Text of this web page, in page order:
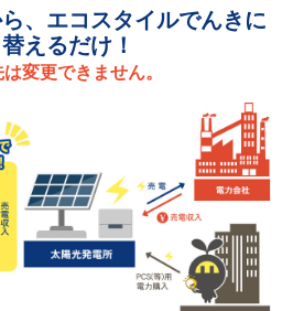
、エコスタイルでんきに
えるだけ！
変更できません。